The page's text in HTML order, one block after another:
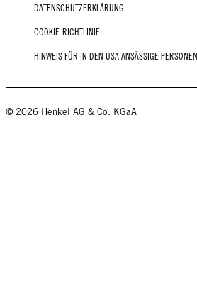
DATENSCHUTZERKLÄRUNG
COOKIE-RICHTLINIE
HINWEIS FÜR IN DEN USA ANSÄSSIGE PERSONEN
© 2026 Henkel AG & Co. KGaA